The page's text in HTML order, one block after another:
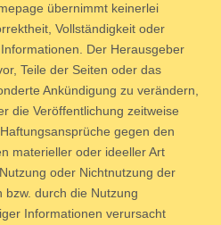
übernimmt keinerlei
Vollständigkeit oder
Der Herausgeber
Teile der Seiten oder das
Ankündigung zu verändern,
die Veröffentlichung zeitweise
gegen den
materieller oder ideeller Art
oder Nichtnutzung der
durch die Nutzung
Informationen verursacht